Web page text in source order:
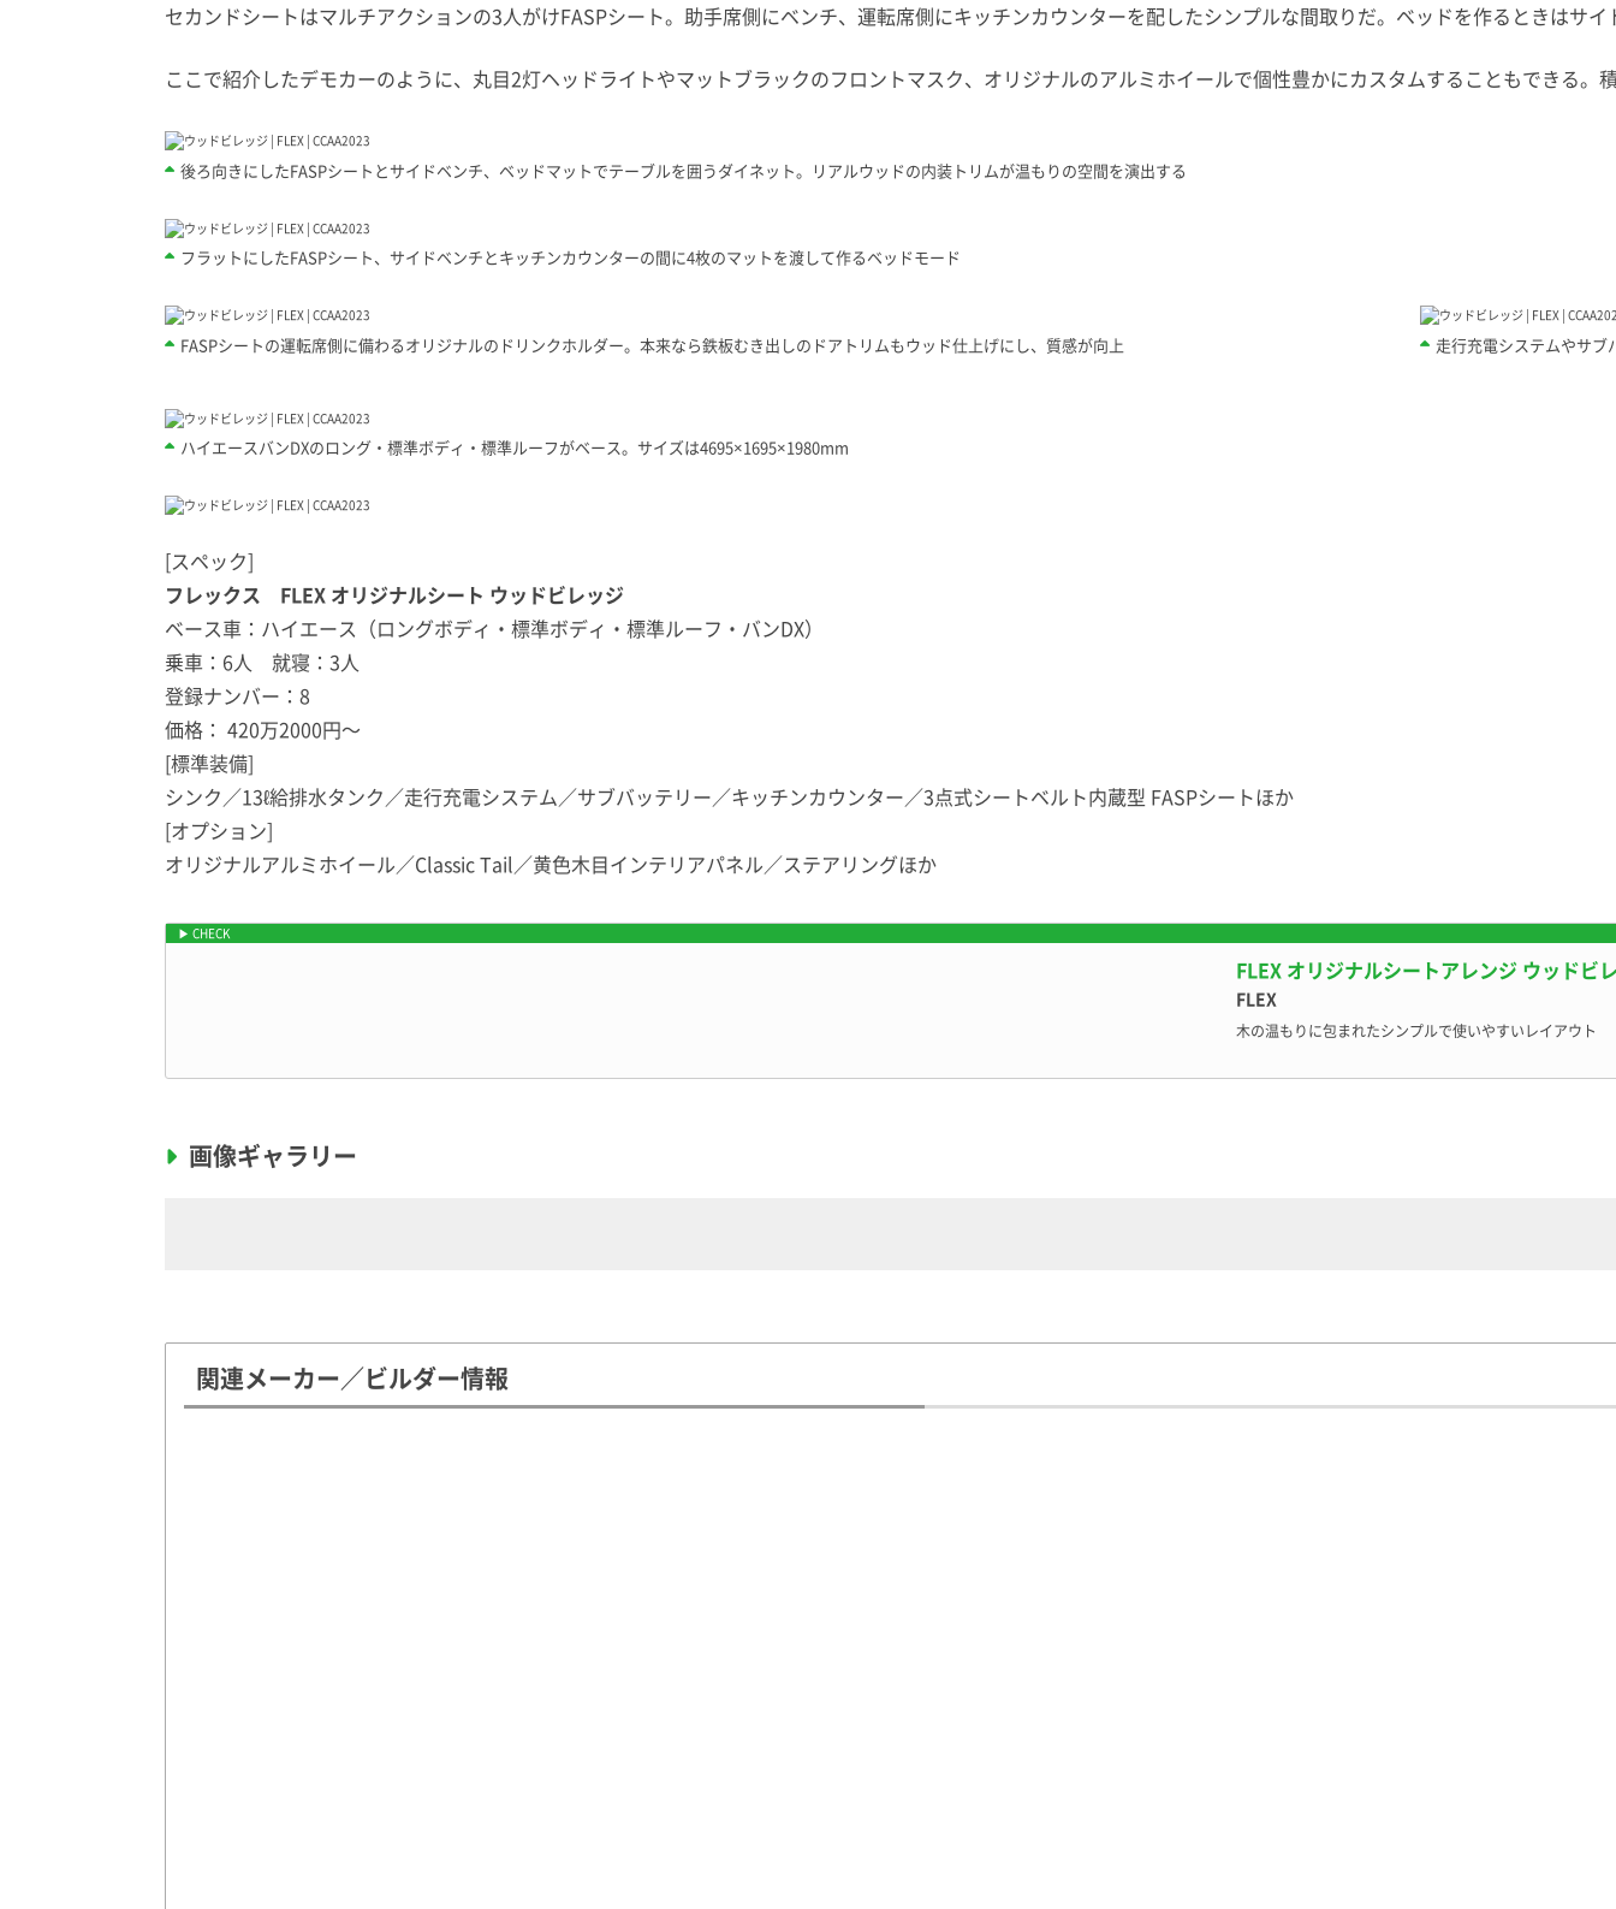
セカンドシートはマルチアクションの3人がけFASPシート。助手席側にベンチ、運転席側にキッチンカウンターを配したシンプルな間取りだ。ベッドを作るときは
ここで紹介したデモカーのように、丸目2灯ヘッドライトやマットブラックのフロントマスク、オリジナルのアルミホイールで個性豊かにカスタムすることもでき
後ろ向きにしたFASPシートとサイドベンチ、ベッドマットでテーブルを囲うダイネット。リアルウッドの内装トリムが温もりの空間を演出する
フラットにしたFASPシート、サイドベンチとキッチンカウンターの間に4枚のマットを渡して作るベッドモード
FASPシートの運転席側に備わるオリジナルのドリンクホルダー。本来なら鉄板むき出しのドアトリムもウッド仕上げにし、質感が向上 走行充電システムやサ
ハイエースバンDXのロング・標準ボディ・標準ルーフがベース。サイズは4695×1695×1980mm
[スペック]
フレックス FLEX オリジナルシート ウッドビレッジ
ベース車：ハイエース（ロングボディ・標準ボディ・標準ルーフ・バンDX）
乗車：6人 就寝：3人
登録ナンバー：8
価格： 420万2000円〜
[標準装備]
シンク／13ℓ給排水タンク／走行充電システム／サブバッテリー／キッチンカウンター／3点式シートベルト内蔵型 FASPシートほか
[オプション]
オリジナルアルミホイール／Classic Tail／黄色木目インテリアパネル／ステアリングほか
EXオリジナルシートアレンジ ウッドビレッジの車両価格やスペックはキャンピングカーカタログへ
FLEX オリジナルシートアレンジ ウッドビ
FLEX
木の温もりに包まれたシンプルで使いやすいレイアウト
画像ギャラリー
関連メーカー／ビルダー情報